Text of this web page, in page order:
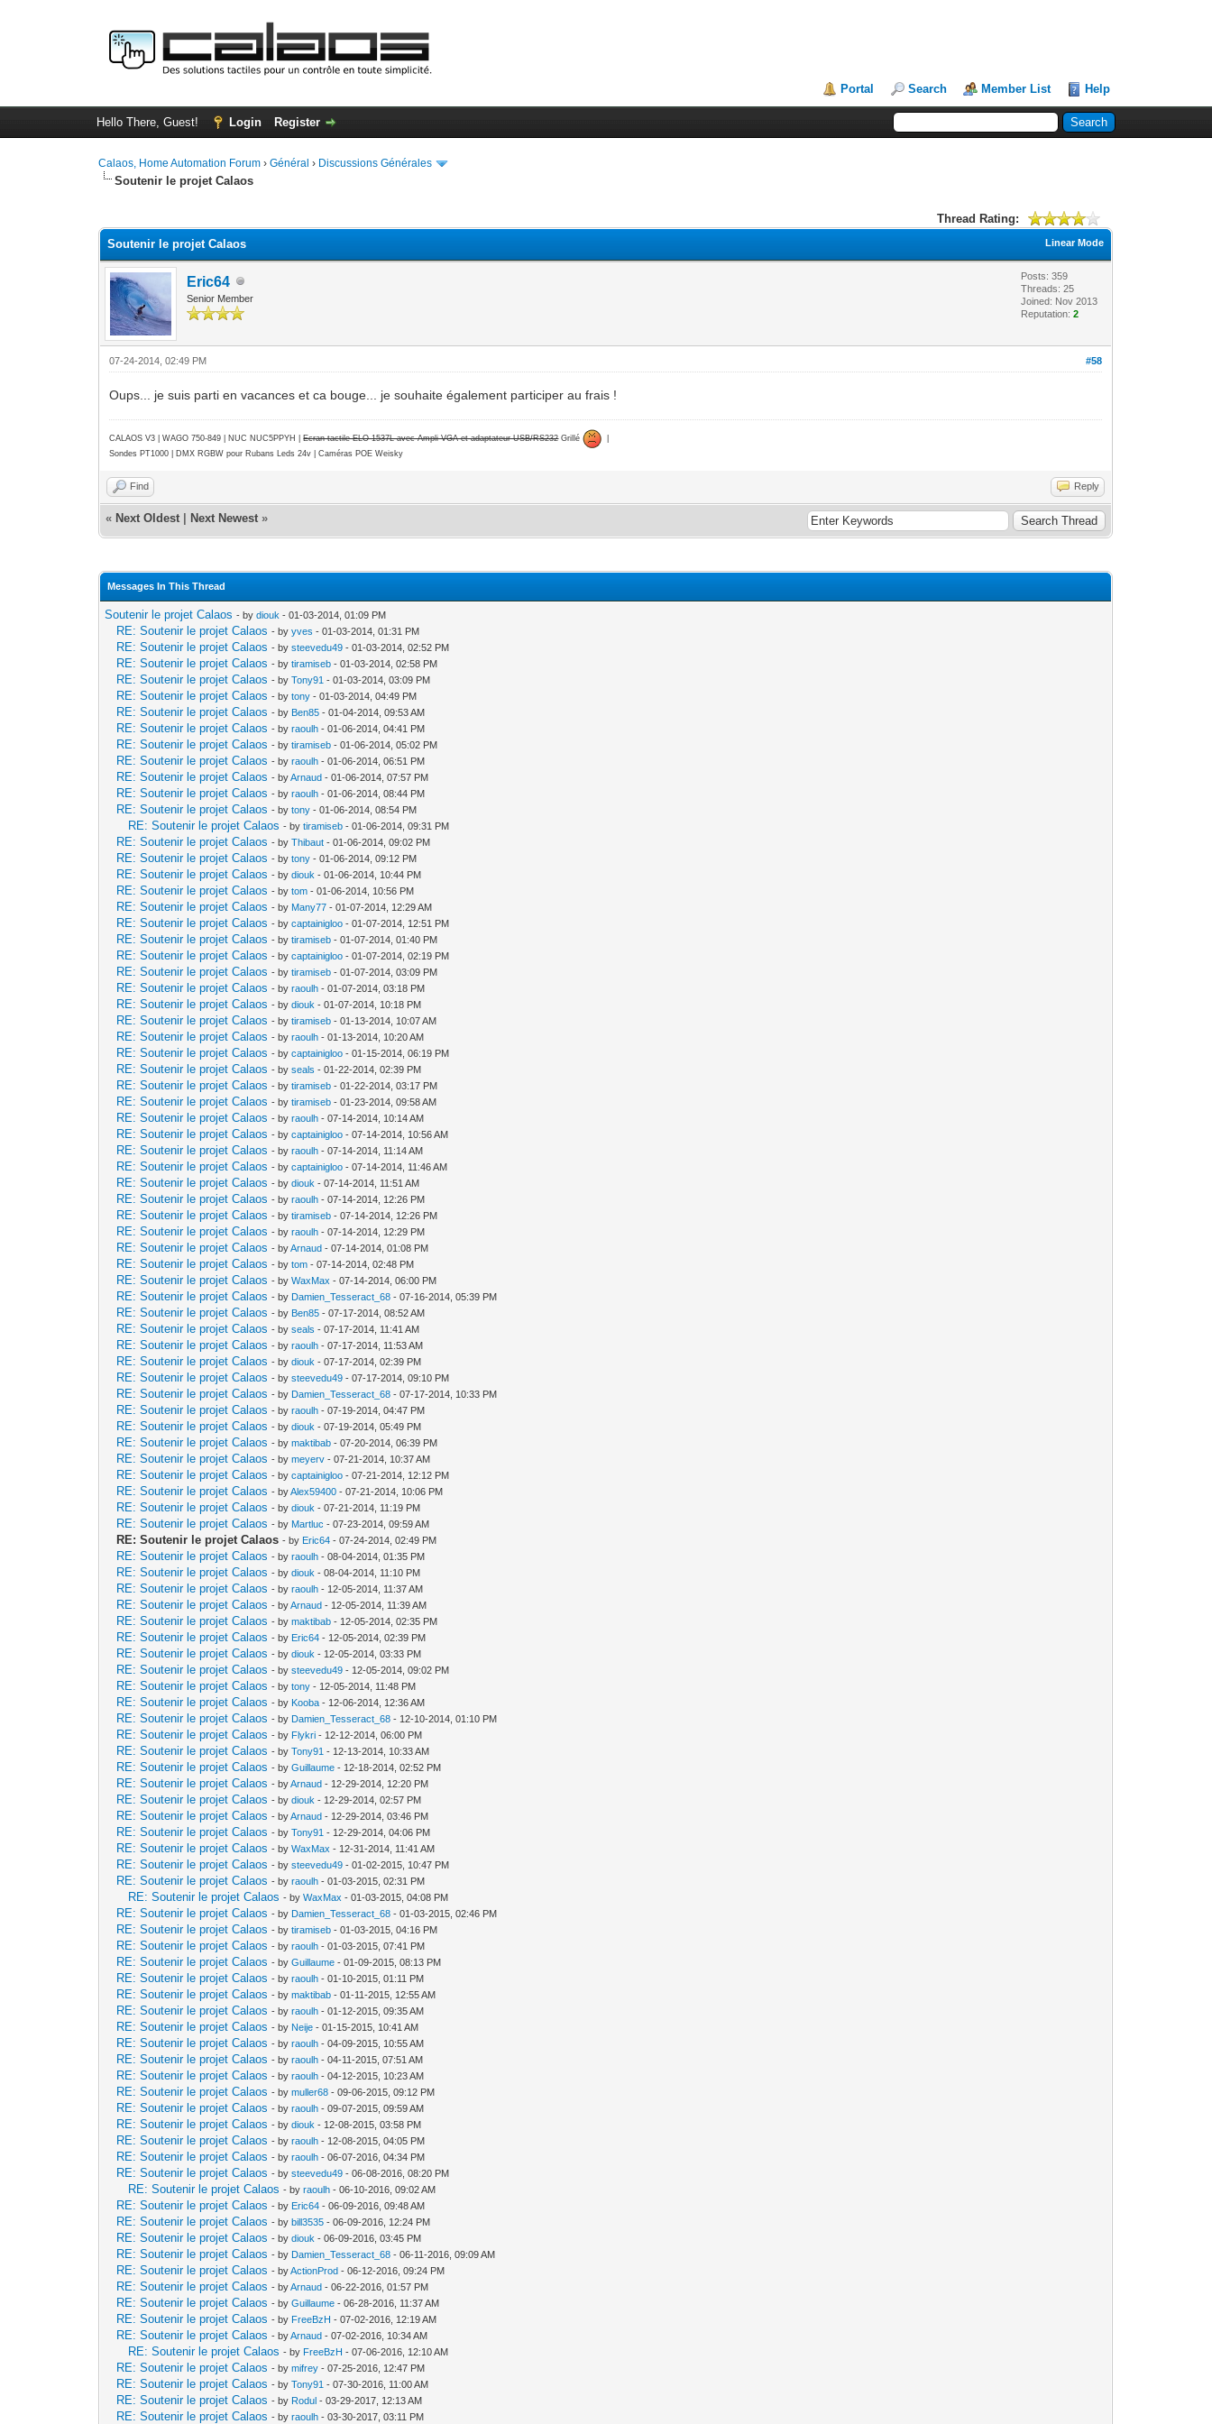
Portal Search Member List Help
Hello There, Guest! Login Register
Calaos, Home Automation Forum ›Général › Discussions Générales
Soutenir le projet Calaos
Thread Rating:
Linear Mode
Soutenir le projet Calaos
Eric64
Senior Member
Posts: 359
Threads: 25
Joined: Nov 2013
Reputation:2
#58
07-24-2014, 02:49 PM
Oups... je suis parti en vacances et ca bouge... je souhaite également participer au frais !
CALAOS V3 | WAGO 750-849 | NUC NUC5PPYH |Ecran tactile ELO 1537L avec Ampli VGA et adaptateur USB/RS232Grillé
Sondes PT1000 | DMX RGBW pour Rubans Leds 24v | Caméras POE Weisky
Find Reply
« Next Oldest Next Newest »
Messages In This Thread
Soutenir le projet Calaos - bydiouk - 01-03-2014, 01:09 PM
RE: Soutenir le projet Calaos - byyves - 01-03-2014, 01:31 PM
RE: Soutenir le projet Calaos - bysteevedu49 - 01-03-2014, 02:52 PM
RE: Soutenir le projet Calaos - bytiramiseb - 01-03-2014, 02:58 PM
RE: Soutenir le projet Calaos - byTony91 - 01-03-2014, 03:09 PM
RE: Soutenir le projet Calaos - bytony - 01-03-2014, 04:49 PM
RE: Soutenir le projet Calaos - by Ben85 - 01-04-2014, 09:53 AM
RE: Soutenir le projet Calaos - byraoulh - 01-06-2014, 04:41 PM
RE: Soutenir le projet Calaos - bytiramiseb - 01-06-2014, 05:02 PM
RE: Soutenir le projet Calaos - byraoulh - 01-06-2014, 06:51 PM
RE: Soutenir le projet Calaos - byArnaud - 01-06-2014, 07:57 PM
RE: Soutenir le projet Calaos - byraoulh - 01-06-2014, 08:44 PM
RE: Soutenir le projet Calaos - bytony - 01-06-2014, 08:54 PM
RE: Soutenir le projet Calaos - bytiramiseb - 01-06-2014, 09:31 PM
RE: Soutenir le projet Calaos - byThibaut - 01-06-2014, 09:02 PM
RE: Soutenir le projet Calaos - bytony - 01-06-2014, 09:12 PM
RE: Soutenir le projet Calaos - bydiouk - 01-06-2014, 10:44 PM
RE: Soutenir le projet Calaos - bytom - 01-06-2014, 10:56 PM
RE: Soutenir le projet Calaos - by Many77 - 01-07-2014, 12:29 AM
RE: Soutenir le projet Calaos - bycaptainigloo - 01-07-2014, 12:51 PM
RE: Soutenir le projet Calaos - bytiramiseb - 01-07-2014, 01:40 PM
RE: Soutenir le projet Calaos - bycaptainigloo - 01-07-2014, 02:19 PM
RE: Soutenir le projet Calaos - bytiramiseb - 01-07-2014, 03:09 PM
RE: Soutenir le projet Calaos - byraoulh - 01-07-2014, 03:18 PM
RE: Soutenir le projet Calaos - bydiouk - 01-07-2014, 10:18 PM
RE: Soutenir le projet Calaos - bytiramiseb - 01-13-2014, 10:07 AM
RE: Soutenir le projet Calaos - byraoulh - 01-13-2014, 10:20 AM
RE: Soutenir le projet Calaos - bycaptainigloo - 01-15-2014, 06:19 PM
RE: Soutenir le projet Calaos - byseals - 01-22-2014, 02:39 PM
RE: Soutenir le projet Calaos - bytiramiseb - 01-22-2014, 03:17 PM
RE: Soutenir le projet Calaos - bytiramiseb - 01-23-2014, 09:58 AM
RE: Soutenir le projet Calaos - byraoulh - 07-14-2014, 10:14 AM
RE: Soutenir le projet Calaos - bycaptainigloo - 07-14-2014, 10:56 AM
RE: Soutenir le projet Calaos - byraoulh - 07-14-2014, 11:14 AM
RE: Soutenir le projet Calaos - bycaptainigloo - 07-14-2014, 11:46 AM
RE: Soutenir le projet Calaos - bydiouk - 07-14-2014, 11:51 AM
RE: Soutenir le projet Calaos - byraoulh - 07-14-2014, 12:26 PM
RE: Soutenir le projet Calaos - bytiramiseb - 07-14-2014, 12:26 PM
RE: Soutenir le projet Calaos - byraoulh - 07-14-2014, 12:29 PM
RE: Soutenir le projet Calaos - byArnaud - 07-14-2014, 01:08 PM
RE: Soutenir le projet Calaos - bytom - 07-14-2014, 02:48 PM
RE: Soutenir le projet Calaos - byWaxMax - 07-14-2014, 06:00 PM
RE: Soutenir le projet Calaos - by Damien_Tesseract_68 - 07-16-2014, 05:39 PM
RE: Soutenir le projet Calaos - by Ben85 - 07-17-2014, 08:52 AM
RE: Soutenir le projet Calaos - byseals - 07-17-2014, 11:41 AM
RE: Soutenir le projet Calaos - byraoulh - 07-17-2014, 11:53 AM
RE: Soutenir le projet Calaos - bydiouk - 07-17-2014, 02:39 PM
RE: Soutenir le projet Calaos - bysteevedu49 - 07-17-2014, 09:10 PM
RE: Soutenir le projet Calaos - by Damien_Tesseract_68 - 07-17-2014, 10:33 PM
RE: Soutenir le projet Calaos - byraoulh - 07-19-2014, 04:47 PM
RE: Soutenir le projet Calaos - bydiouk - 07-19-2014, 05:49 PM
RE: Soutenir le projet Calaos - bymaktibab - 07-20-2014, 06:39 PM
RE: Soutenir le projet Calaos - bymeyerv - 07-21-2014, 10:37 AM
RE: Soutenir le projet Calaos - bycaptainigloo - 07-21-2014, 12:12 PM
RE: Soutenir le projet Calaos - byAlex59400 - 07-21-2014, 10:06 PM
RE: Soutenir le projet Calaos - bydiouk - 07-21-2014, 11:19 PM
RE: Soutenir le projet Calaos - by Martluc - 07-23-2014, 09:59 AM
RE: Soutenir le projet Calaos - by Eric64 - 07-24-2014, 02:49 PM
RE: Soutenir le projet Calaos - byraoulh - 08-04-2014, 01:35 PM
RE: Soutenir le projet Calaos - bydiouk - 08-04-2014, 11:10 PM
RE: Soutenir le projet Calaos - byraoulh - 12-05-2014, 11:37 AM
RE: Soutenir le projet Calaos - byArnaud - 12-05-2014, 11:39 AM
RE: Soutenir le projet Calaos - bymaktibab - 12-05-2014, 02:35 PM
RE: Soutenir le projet Calaos - by Eric64 - 12-05-2014, 02:39 PM
RE: Soutenir le projet Calaos - bydiouk - 12-05-2014, 03:33 PM
RE: Soutenir le projet Calaos - bysteevedu49 - 12-05-2014, 09:02 PM
RE: Soutenir le projet Calaos - bytony - 12-05-2014, 11:48 PM
RE: Soutenir le projet Calaos - by Kooba - 12-06-2014, 12:36 AM
RE: Soutenir le projet Calaos - by Damien_Tesseract_68 - 12-10-2014, 01:10 PM
RE: Soutenir le projet Calaos - by Flykri - 12-12-2014, 06:00 PM
RE: Soutenir le projet Calaos - byTony91 - 12-13-2014, 10:33 AM
RE: Soutenir le projet Calaos - byGuillaume - 12-18-2014, 02:52 PM
RE: Soutenir le projet Calaos - byArnaud - 12-29-2014, 12:20 PM
RE: Soutenir le projet Calaos - bydiouk - 12-29-2014, 02:57 PM
RE: Soutenir le projet Calaos - byArnaud - 12-29-2014, 03:46 PM
RE: Soutenir le projet Calaos - byTony91 - 12-29-2014, 04:06 PM
RE: Soutenir le projet Calaos - byWaxMax - 12-31-2014, 11:41 AM
RE: Soutenir le projet Calaos - bysteevedu49 - 01-02-2015, 10:47 PM
RE: Soutenir le projet Calaos - byraoulh - 01-03-2015, 02:31 PM
RE: Soutenir le projet Calaos - byWaxMax - 01-03-2015, 04:08 PM
RE: Soutenir le projet Calaos - by Damien_Tesseract_68 - 01-03-2015, 02:46 PM
RE: Soutenir le projet Calaos - bytiramiseb - 01-03-2015, 04:16 PM
RE: Soutenir le projet Calaos - byraoulh - 01-03-2015, 07:41 PM
RE: Soutenir le projet Calaos - byGuillaume - 01-09-2015, 08:13 PM
RE: Soutenir le projet Calaos - byraoulh - 01-10-2015, 01:11 PM
RE: Soutenir le projet Calaos - bymaktibab - 01-11-2015, 12:55 AM
RE: Soutenir le projet Calaos - byraoulh - 01-12-2015, 09:35 AM
RE: Soutenir le projet Calaos - by Neije - 01-15-2015, 10:41 AM
RE: Soutenir le projet Calaos - byraoulh - 04-09-2015, 10:55 AM
RE: Soutenir le projet Calaos - byraoulh - 04-11-2015, 07:51 AM
RE: Soutenir le projet Calaos - byraoulh - 04-12-2015, 10:23 AM
RE: Soutenir le projet Calaos - bymuller68 - 09-06-2015, 09:12 PM
RE: Soutenir le projet Calaos - byraoulh - 09-07-2015, 09:59 AM
RE: Soutenir le projet Calaos - bydiouk - 12-08-2015, 03:58 PM
RE: Soutenir le projet Calaos - byraoulh - 12-08-2015, 04:05 PM
RE: Soutenir le projet Calaos - byraoulh - 06-07-2016, 04:34 PM
RE: Soutenir le projet Calaos - bysteevedu49 - 06-08-2016, 08:20 PM
RE: Soutenir le projet Calaos - byraoulh - 06-10-2016, 09:02 AM
RE: Soutenir le projet Calaos - by Eric64 - 06-09-2016, 09:48 AM
RE: Soutenir le projet Calaos - bybill3535 - 06-09-2016, 12:24 PM
RE: Soutenir le projet Calaos - bydiouk - 06-09-2016, 03:45 PM
RE: Soutenir le projet Calaos - by Damien_Tesseract_68 - 06-11-2016, 09:09 AM
RE: Soutenir le projet Calaos - byActionProd - 06-12-2016, 09:24 PM
RE: Soutenir le projet Calaos - byArnaud - 06-22-2016, 01:57 PM
RE: Soutenir le projet Calaos - byGuillaume - 06-28-2016, 11:37 AM
RE: Soutenir le projet Calaos - by FreeBzH - 07-02-2016, 12:19 AM
RE: Soutenir le projet Calaos - byArnaud - 07-02-2016, 10:34 AM
RE: Soutenir le projet Calaos - by FreeBzH - 07-06-2016, 12:10 AM
RE: Soutenir le projet Calaos - bymifrey - 07-25-2016, 12:47 PM
RE: Soutenir le projet Calaos - byTony91 - 07-30-2016, 11:00 AM
RE: Soutenir le projet Calaos - by Rodul - 03-29-2017, 12:13 AM
RE: Soutenir le projet Calaos - byraoulh - 03-30-2017, 03:11 PM